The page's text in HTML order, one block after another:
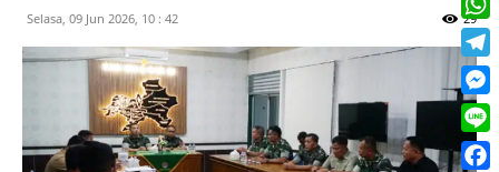
Selasa, 09 Jun 2026, 10 : 42 29
Line